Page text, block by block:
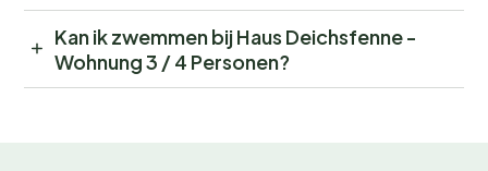
Kan ik zwemmen bij Haus Deichsfenne -
Wohnung 3 / 4 Personen?